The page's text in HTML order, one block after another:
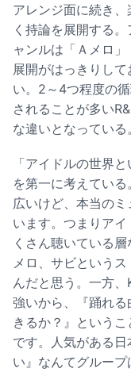
アレンジ面に続き
く持論を展開する
ャンルは「Ａメロ
展開がはっきりし
い。2～4つ程度の
されることが多い
な違いとなっている。
「アイドルの世界
を第一に考えてい
広いけど、本当の
います。つまりア
くさん聴いている
メロ、サビという
んだと思う。一方
強いから、『踊れ
きるか？』という
です。人気がある
い』なんてグルー